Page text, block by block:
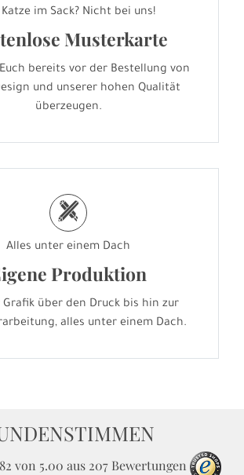
Katze im Sack? Nicht bei uns!
Musterkarte
bereits vor der Bestellung von
und unserer hohen Qualität
überzeugen.
h
Alles unter einem Dach
Produktion
Grafik über den Druck bis hin zur
alles unter einem Dach.
von 5.00 aus 207 Bewertungen